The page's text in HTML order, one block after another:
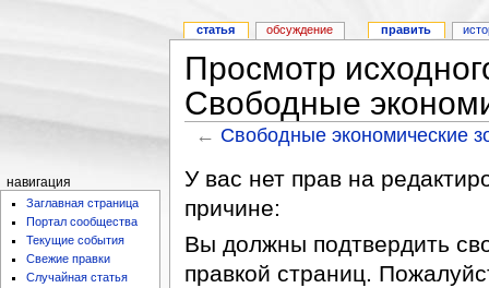
Просмотр
Свободные
← Свободные экономические
У вас нет прав на
причине:
Вы должны подтвердить
правкой страниц.
статья обсуждение править
навигация
Заглавная страница
Портал сообщества
Текущие события
Свежие правки
Случайная статья